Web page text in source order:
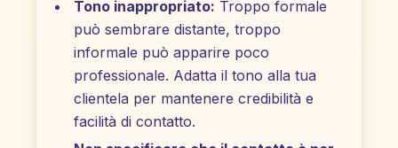
Tono inappropriato: Troppo formale
può sembrare distante, troppo
informale può apparire poco
professionale. Adatta il tono alla tua
clientela per mantenere credibilità e
facilità di contatto.